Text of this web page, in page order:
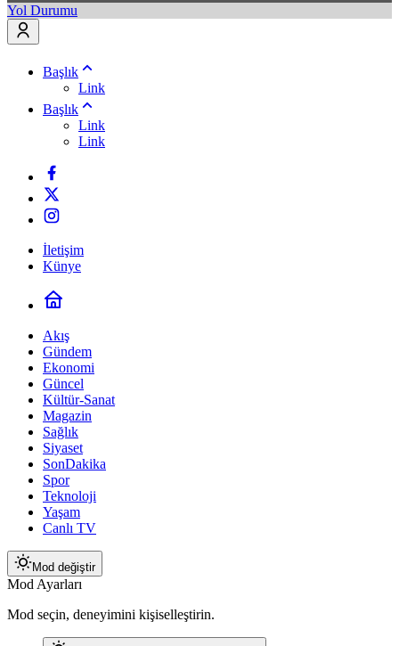
Yol Durumu
Başlık
Link
Başlık
Link
Link
İletişim
Künye
Akış
Gündem
Ekonomi
Güncel
Kültür-Sanat
Magazin
Sağlık
Siyaset
SonDakika
Spor
Teknoloji
Yaşam
Canlı TV
Mod değiştir
Mod Ayarları
Mod seçin, deneyimini kişiselleştirin.